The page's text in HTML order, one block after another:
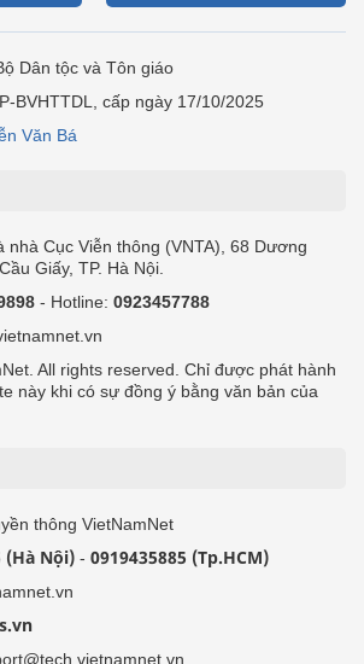
Dân tộc và Tôn giáo
BVHTTDL, cấp ngày 17/10/2025
Văn Bá
nhà Cục Viễn thông (VNTA), 68 Dương
Giấy, TP. Hà Nội.
- Hotline: 0923457788
All rights reserved. Chỉ được phát hành
này khi có sự đồng ý bằng văn bản của
thông VietNamNet
(Hà Nội) - 0919435885 (Tp.HCM)